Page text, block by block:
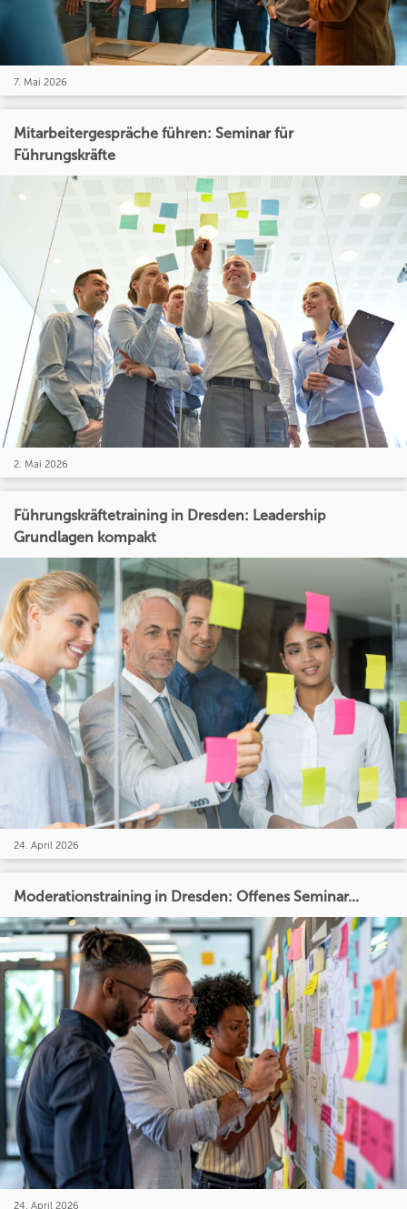
7. Mai 2026
Mitarbeitergespräche führen: Seminar für
Führungskräfte
2. Mai 2026
Führungskräftetraining in Dresden: Leadership
Grundlagen kompakt
24. April 2026
Moderationstraining in Dresden: Offenes Seminar...
24. April 2026